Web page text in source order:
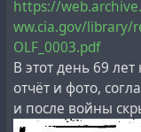
https://
ww.cia.gov/library/
OLF_0003.pdf
В этот день 69
отчёт и фото,
и после войны